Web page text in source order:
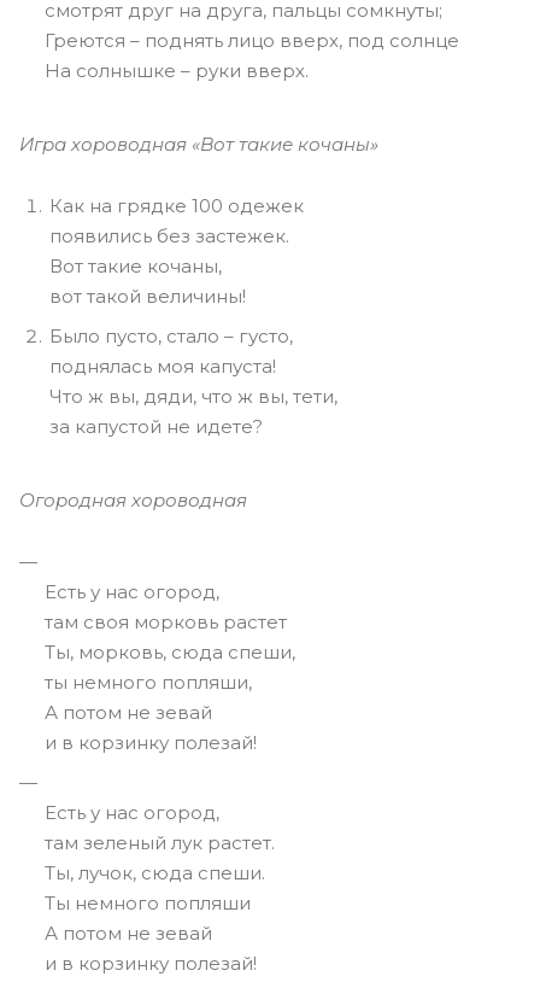
смотрят друг на друга, пальцы сомкнуты;
Греются – поднять лицо вверх, под солнце
На солнышке – руки вверх.
Игра хороводная «Вот такие кочаны»
Как на грядке 100 одежек
появились без застежек.
Вот такие кочаны,
вот такой величины!
Было пусто, стало – густо,
поднялась моя капуста!
Что ж вы, дяди, что ж вы, тети,
за капустой не идете?
Огородная хороводная
Есть у нас огород,
там своя морковь растет
Ты, морковь, сюда спеши,
ты немного попляши,
А потом не зевай
и в корзинку полезай!
Есть у нас огород,
там зеленый лук растет.
Ты, лучок, сюда спеши.
Ты немного попляши
А потом не зевай
и в корзинку полезай!